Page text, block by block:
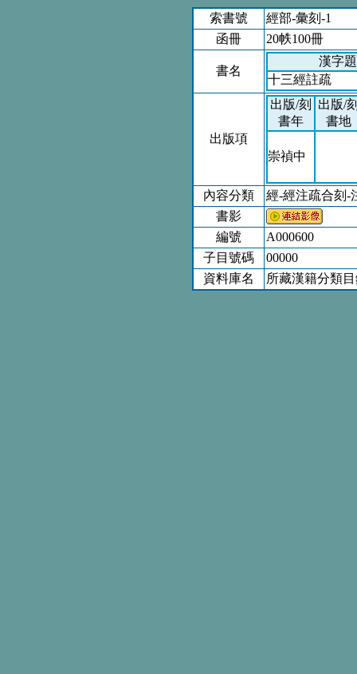
索書號
經部-彙刻-1
函冊
20帙100冊
書名
漢字
十三經註疏
出版項
出版/刻
書年
出版/
書地
崇禎中
內容分類
經-經注疏合刻-
書影
編號
A000600
子目號碼
00000
資料庫名
所藏漢籍分類